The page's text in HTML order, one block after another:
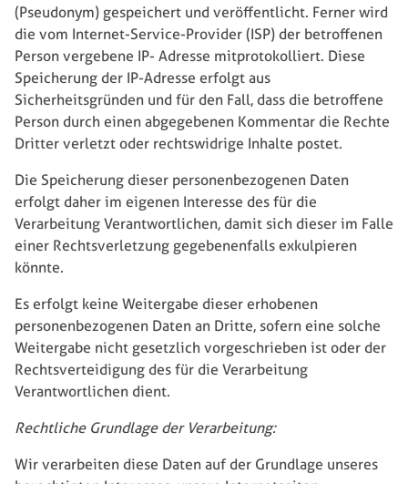
(Pseudonym) gespeichert und veröffentlicht. Ferner wird
die vom Internet-Service-Provider (ISP) der betroffenen
Person vergebene IP- Adresse mitprotokolliert. Diese
Speicherung der IP-Adresse erfolgt aus
Sicherheitsgründen und für den Fall, dass die betroffene
Person durch einen abgegebenen Kommentar die Rechte
Dritter verletzt oder rechtswidrige Inhalte postet.
Die Speicherung dieser personenbezogenen Daten
erfolgt daher im eigenen Interesse des für die
Verarbeitung Verantwortlichen, damit sich dieser im Falle
einer Rechtsverletzung gegebenenfalls exkulpieren
könnte.
Es erfolgt keine Weitergabe dieser erhobenen
personenbezogenen Daten an Dritte, sofern eine solche
Weitergabe nicht gesetzlich vorgeschrieben ist oder der
Rechtsverteidigung des für die Verarbeitung
Verantwortlichen dient.
Rechtliche Grundlage der Verarbeitung:
Wir verarbeiten diese Daten auf der Grundlage unseres